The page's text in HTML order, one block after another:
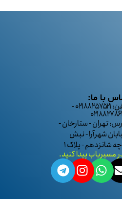
با ما:
تلفن: ۰۲۱۸۸۲۵۷۵۲۱ -
تهران - ستارخان -
شهرآرا - نبش
شانزدهم - پلاک ۱
مسیریاب پیدا کنید.